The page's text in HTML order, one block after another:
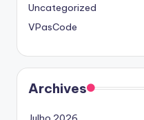
Uncategorized
VPasCode
Archives